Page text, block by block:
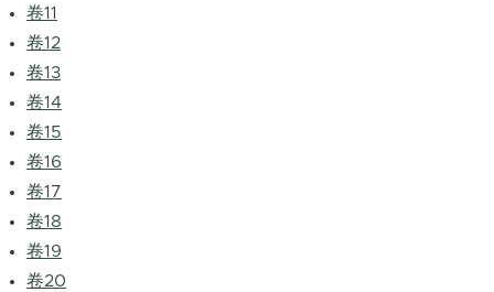
卷11
卷12
卷13
卷14
卷15
卷16
卷17
卷18
卷19
卷20